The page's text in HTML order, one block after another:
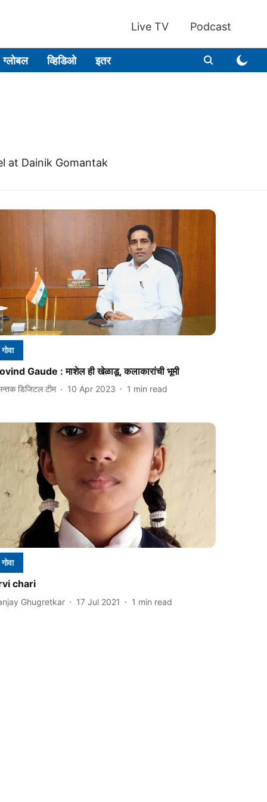
Live TV Podcast
ग्लोबल व्हिडिओ इतर
at Dainik Gomantak
गोवा
Gaude : माशेल ही खेळाडू, कलाकारांची भूमी
डिजिटल टीम 10 Apr 2023 1 min read
गोवा
chari
Ghugretkar 17 Jul 2021 1 min read